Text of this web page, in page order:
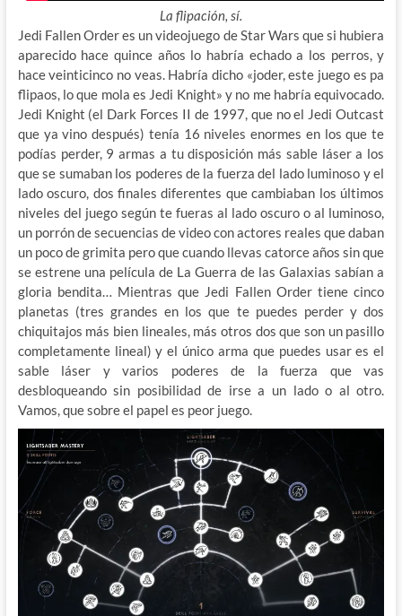
La flipación, sí.
Jedi Fallen Order es un videojuego de Star Wars que si hubiera
aparecido hace quince años lo habría echado a los perros, y
hace veinticinco no veas. Habría dicho «joder, este juego es pa
flipaos, lo que mola es Jedi Knight» y no me habría equivocado.
Jedi Knight (el Dark Forces II de 1997, que no el Jedi Outcast
que ya vino después) tenía 16 niveles enormes en los que te
podías perder, 9 armas a tu disposición más sable láser a los
que se sumaban los poderes de la fuerza del lado luminoso y el
lado oscuro, dos finales diferentes que cambiaban los últimos
niveles del juego según te fueras al lado oscuro o al luminoso,
un porrón de secuencias de video con actores reales que daban
un poco de grimita pero que cuando llevas catorce años sin que
se estrene una película de La Guerra de las Galaxias sabían a
gloria bendita… Mientras que Jedi Fallen Order tiene cinco
planetas (tres grandes en los que te puedes perder y dos
chiquitajos más bien lineales, más otros dos que son un pasillo
completamente lineal) y el único arma que puedes usar es el
sable láser y varios poderes de la fuerza que vas
desbloqueando sin posibilidad de irse a un lado o al otro.
Vamos, que sobre el papel es peor juego.